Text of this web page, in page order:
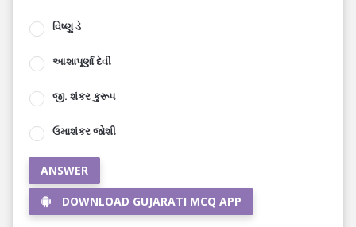
વિષ્ણુ ડે
આશાપૂર્ણા દેવી
જી. શંકર કુરૂપ
ઉમાશંકર જોશી
ANSWER
DOWNLOAD GUJARATI MCQ APP